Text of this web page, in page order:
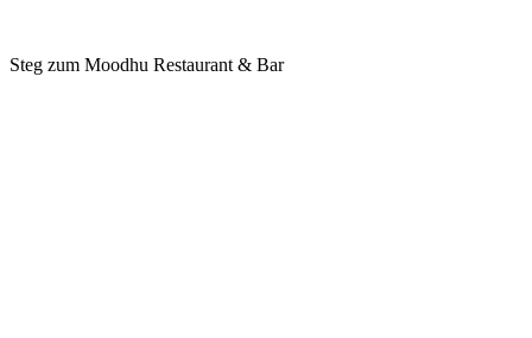
Steg zum Moodhu Restaurant & Bar